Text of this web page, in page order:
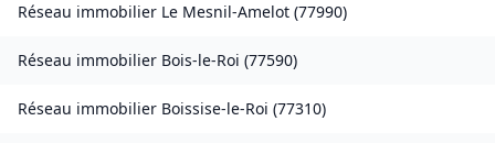
Réseau immobilier Le Mesnil-Amelot (77990)
Réseau immobilier Bois-le-Roi (77590)
Réseau immobilier Boissise-le-Roi (77310)